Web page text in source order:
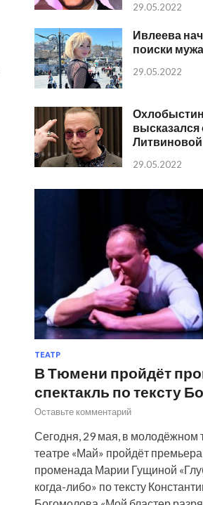
29.05.2022
Ивлеева
поиски мужа
29.05.2022
высказался
Литвиновой
29.05.2022
ТЕАТР
В Тюмени пройдёт
спектакль по тексту
Оставьте комментарий
Сегодня, 29 мая, в молодёжном
театре «Май» пройдёт премьера
променада Марии Гущиной
когда-либо» по тексту